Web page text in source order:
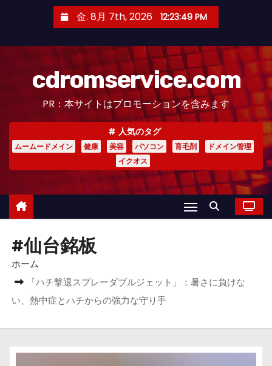
金. 8月 7th, 2026 12:23:50 PM
cdromservice.com
PR：本サイトはプロモーションを含みます
人気のタグ
ムームードメイン 健康 美容 パソコン 育毛剤
ドメイン管理
イクオス
#仙台銘板
ホーム
「ハチ撃退スプレーダブルジェット」：暑さに負けな
い、熱中症とハチからの強力な守り手